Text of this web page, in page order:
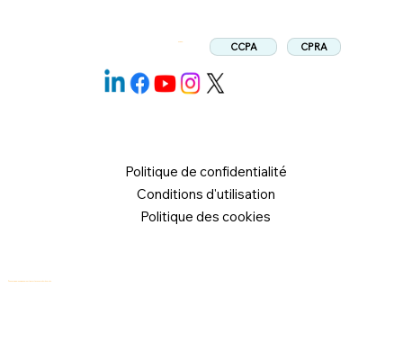
Politique de confidentialité
Conditions d'utilisation
Politique des cookies
CCPA CPRA